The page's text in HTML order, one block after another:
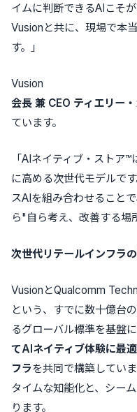
イムに判断できるAIこそ
Vusionと共に、現場で本
す。」
Vusion
会長 兼 CEO ティエリー
ています。
「AIネイティブ・ストア
に高める次世代モデルで
スAIを組み合わせること
ら"自ら考え、改善する場
次世代リテールインフラ
VusionとQualcomm
という、すでに数十億台
るグローバル標準を基盤に
てAI ネイティブ体験に最
フラを共同で構築してい
タイムな知能化と、シー
ります。